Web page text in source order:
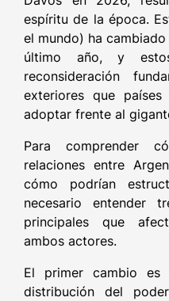
espíritu de la época.
el mundo) ha
último año, y
reconsideración
exteriores que
adoptar frente al
Para comprender
relaciones entre
cómo podrían
necesario entender
principales que
ambos actores.
El primer cambio
distribución del